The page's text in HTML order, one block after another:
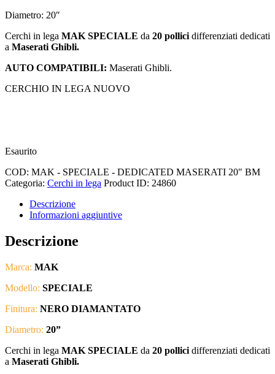
Diametro: 20″
Cerchi in lega MAK SPECIALE da 20 pollici differenziati dedicati
a Maserati Ghibli.
AUTO COMPATIBILI: Maserati Ghibli.
CERCHIO IN LEGA NUOVO
Esaurito
COD: MAK - SPECIALE - DEDICATED MASERATI 20" BM
Categoria: Cerchi in lega Product ID: 24860
Descrizione
Informazioni aggiuntive
Descrizione
Marca: MAK
Modello: SPECIALE
Finitura: NERO DIAMANTATO
Diametro: 20”
Cerchi in lega MAK SPECIALE da 20 pollici differenziati dedicati
a Maserati Ghibli.